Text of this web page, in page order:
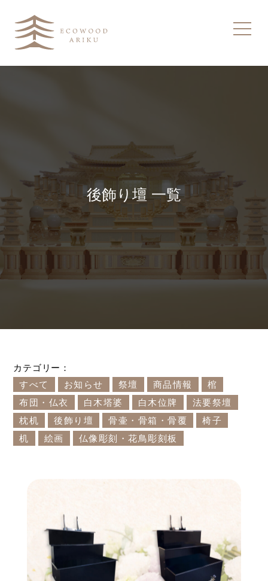
後飾り壇 一覧
カテゴリー：
すべて お知らせ 祭壇 商品情報
棺
布団・仏衣
白木塔婆 白木位牌
法要祭壇
枕机
後飾り壇 骨壷・骨箱・骨覆
椅子
机
絵画 仏像彫刻・花鳥彫刻板